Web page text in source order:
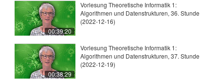
00:39:20
Vorlesung Theoretische Informatik 1:
Algorithmen und Datenstrukturen, 36. Stunde
(2022-12-16)
00:38:29
Vorlesung Theoretische Informatik 1:
Algorithmen und Datenstrukturen, 37. Stunde
(2022-12-19)